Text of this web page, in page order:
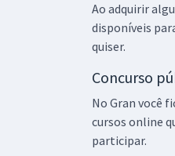
Ao adquirir
disponíveis
quiser.
Concurso
No Gran você
cursos online
participar.